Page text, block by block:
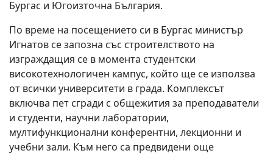
Бургас и Югоизточна България.
По време на посещението си в Бургас министър
Игнатов се запозна със строителството на
изграждащия се в момента студентски
високотехнологичен кампус, който ще се използва
от всички университети в града. Комплексът
включва пет сгради с общежития за преподаватели
и студенти, научни лаборатории,
мултифункционални конферентни, лекционни и
учебни зали. Към него са предвидени още